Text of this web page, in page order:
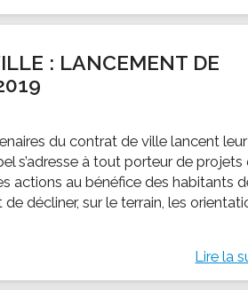
: LANCEMENT DE
du contrat de ville lancent leur
s’adresse à tout porteur de projets
actions au bénéfice des habitants
décliner, sur le terrain, les
Lire la